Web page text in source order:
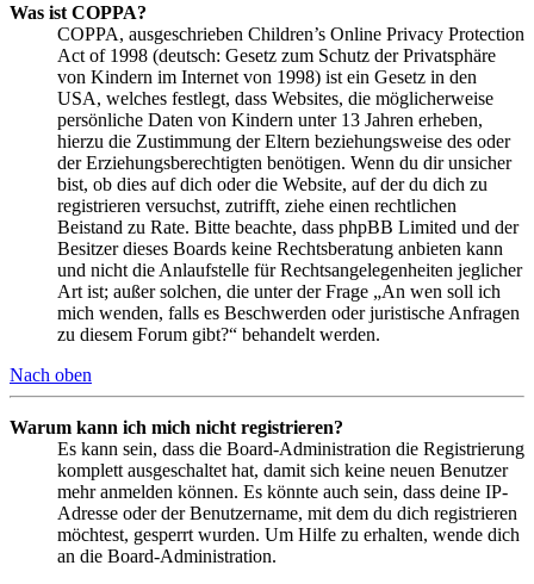
Was ist COPPA?
COPPA, ausgeschrieben Children’s Online Privacy Protection
Act of 1998 (deutsch: Gesetz zum Schutz der Privatsphäre
von Kindern im Internet von 1998) ist ein Gesetz in den
USA, welches festlegt, dass Websites, die möglicherweise
persönliche Daten von Kindern unter 13 Jahren erheben,
hierzu die Zustimmung der Eltern beziehungsweise des oder
der Erziehungsberechtigten benötigen. Wenn du dir unsicher
bist, ob dies auf dich oder die Website, auf der du dich zu
registrieren versuchst, zutrifft, ziehe einen rechtlichen
Beistand zu Rate. Bitte beachte, dass phpBB Limited und der
Besitzer dieses Boards keine Rechtsberatung anbieten kann
und nicht die Anlaufstelle für Rechtsangelegenheiten jeglicher
Art ist; außer solchen, die unter der Frage „An wen soll ich
mich wenden, falls es Beschwerden oder juristische Anfragen
zu diesem Forum gibt?“ behandelt werden.
Nach oben
Warum kann ich mich nicht registrieren?
Es kann sein, dass die Board-Administration die Registrierung
komplett ausgeschaltet hat, damit sich keine neuen Benutzer
mehr anmelden können. Es könnte auch sein, dass deine IP-
Adresse oder der Benutzername, mit dem du dich registrieren
möchtest, gesperrt wurden. Um Hilfe zu erhalten, wende dich
an die Board-Administration.